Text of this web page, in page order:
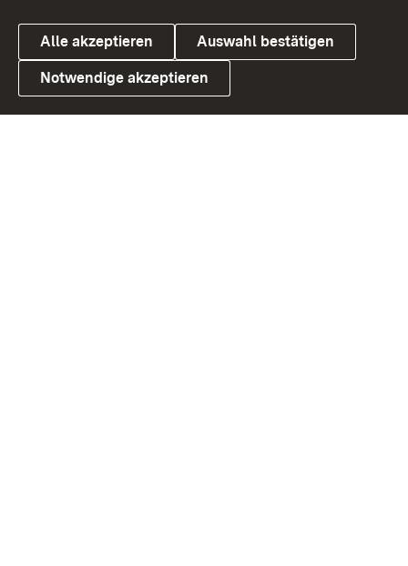
Link zum Landesportal
Alle akzeptieren Auswahl bestätigen
Notwendige akzeptieren